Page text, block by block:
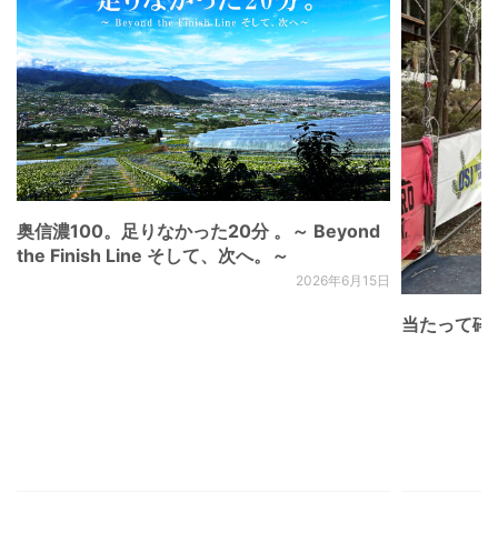
奥信濃100。足りなかった20分 。～ Beyond
the Finish Line そして、次へ。～
2026年6月15日
当たって砕